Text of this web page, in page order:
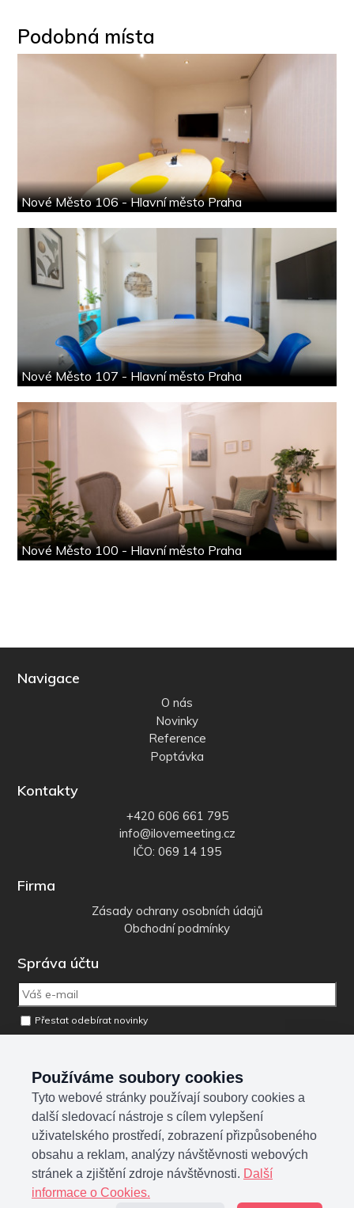
Podobná místa
Nové Město 106 - Hlavní město Praha
Nové Město 107 - Hlavní město Praha
Nové Město 100 - Hlavní město Praha
Navigace
O nás
Novinky
Reference
Poptávka
Kontakty
+420 606 661 795
info@ilovemeeting.cz
IČO: 069 14 195
Firma
Zásady ochrany osobních údajů
Obchodní podmínky
Správa účtu
Přestat odebírat novinky
Sociální sítě
Používáme soubory cookies
Tyto webové stránky používají soubory cookies a
další sledovací nástroje s cílem vylepšení
uživatelského prostředí, zobrazení přizpůsobeného
obsahu a reklam, analýzy návštěvnosti webových
stránek a zjištění zdroje návštěvnosti. Další
informace o Cookies.